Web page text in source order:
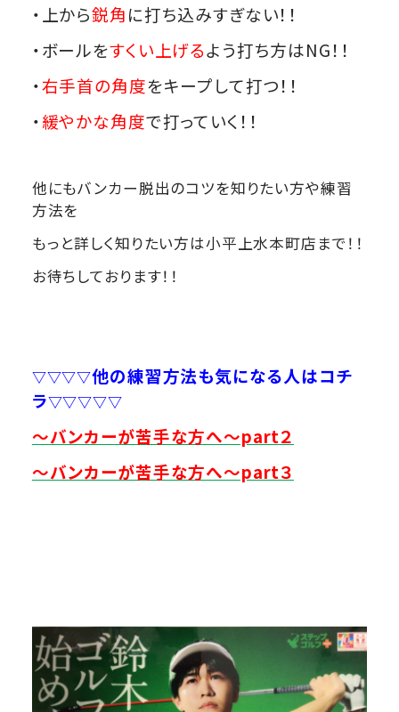
・上から鋭角に打ち込みすぎない！！
・ボールをすくい上げるよう打ち方はNG！！
・右手首の角度をキープして打つ！！
・緩やかな角度で打っていく！！
他にもバンカー脱出のコツを知りたい方や練習
方法を
もっと詳しく知りたい方は小平上水本町店まで！！
お待ちしております！！
▽▽▽▽他の練習方法も気になる人はコチ
ラ▽▽▽▽▽
～バンカーが苦手な方へ～part２
～バンカーが苦手な方へ～part３